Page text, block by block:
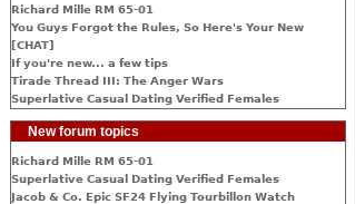
Richard Mille RM 65-01
You Guys Forgot the Rules, So Here's Your New
[CHAT]
If you're new... a few tips
Tirade Thread III: The Anger Wars
Superlative Сasual Dating Verified Females
New forum topics
Richard Mille RM 65-01
Superlative Сasual Dating Verified Females
Jacob & Co. Epic SF24 Flying Tourbillon Watch